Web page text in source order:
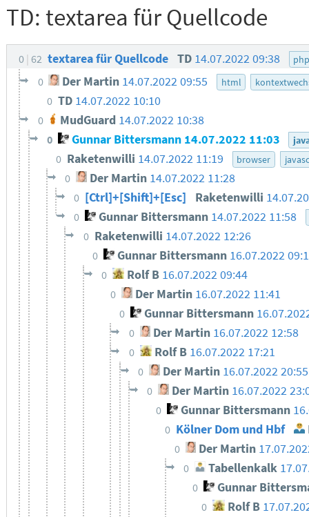
TD: textarea für Quellcode
0 62 textarea für Quellcode TD 14.07.2022 09:38
0 Der Martin 14.07.2022 09:55 html
0 TD 14.07.2022 10:10
0 MudGuard 14.07.2022 10:38
0 Gunnar Bittersmann 14.07.2022 11:03
0 Raketenwilli 14.07.2022 11:19 browser
0 Der Martin 14.07.2022 11:28
0 [Ctrl]+[Shift]+[Esc] Raketenwilli
0 Gunnar Bittersmann 14.07.2022 11:58
0 Raketenwilli 14.07.2022 12:26
0 Gunnar Bittersmann 16.07.2022
0 Rolf B 16.07.2022 09:44
0 Der Martin 16.07.2022 11:41
0 Gunnar Bittersmann
0 Der Martin 16.07.2022 12:58
0 Rolf B 16.07.2022 17:21
0 Der Martin 16.07.2022 20:55
0 Der Martin 16.07.2022
0 Gunnar Bittersmann
0 Kölner Dom und Hbf
0 Der Martin
0 Tabellenkalk
0 Gunnar
0 Rolf B